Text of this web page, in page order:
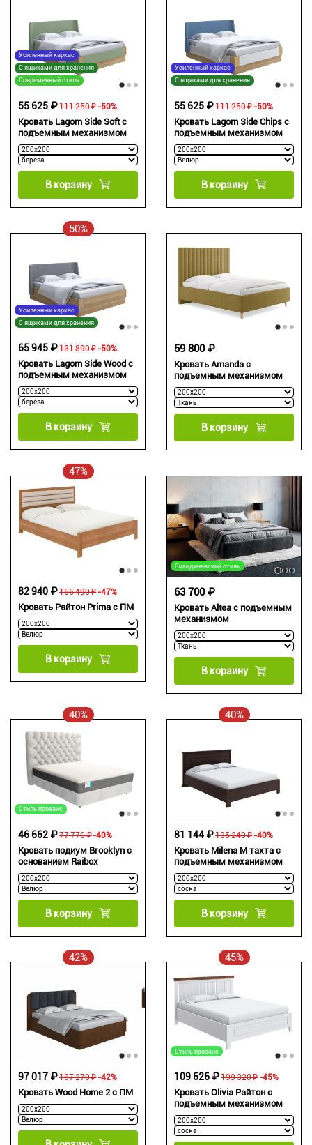
Усиленный каркас
С ящиками для хранения
Современный стиль
Кровать Lagom Side Soft с
подъемным механизмом
111 250 ₽
55 625 ₽ -50%
В корзину
Усиленный каркас
С ящиками для хранения
Кровать Lagom Side Chips с
подъемным механизмом
111 250 ₽
55 625 ₽ -50%
В корзину
50%
Усиленный каркас
С ящиками для хранения
Кровать Lagom Side Wood с
подъемным механизмом
131 890 ₽
65 945 ₽ -50%
В корзину
Кровать Amanda с
подъемным механизмом
59 800 ₽
В корзину
47%
Кровать Райтон Prima с ПМ
156 490 ₽
82 940 ₽ -47%
В корзину
Скандинавский стиль
Кровать Altea с подъемным
механизмом
63 700 ₽
В корзину
40%
Стиль прованс
Кровать подиум Brooklyn с
основанием Raibox
77 770 ₽
46 662 ₽ -40%
В корзину
40%
Кровать Milena М тахта с
подъемным механизмом
135 240 ₽
81 144 ₽ -40%
В корзину
42%
Кровать Wood Home 2 с ПМ
167 270 ₽
97 017 ₽ -42%
45%
Стиль прованс
Кровать Olivia Райтон с
подъемным механизмом
199 320 ₽
109 626 ₽ -45%